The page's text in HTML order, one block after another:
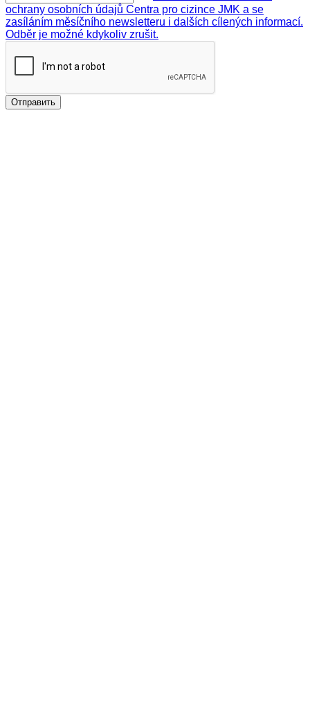
ochrany osobních údajů Centra pro cizince JMK a se
zasíláním měsíčního newsletteru i dalších cílených informací.
Odběr je možné kdykoliv zrušit.
Отправить